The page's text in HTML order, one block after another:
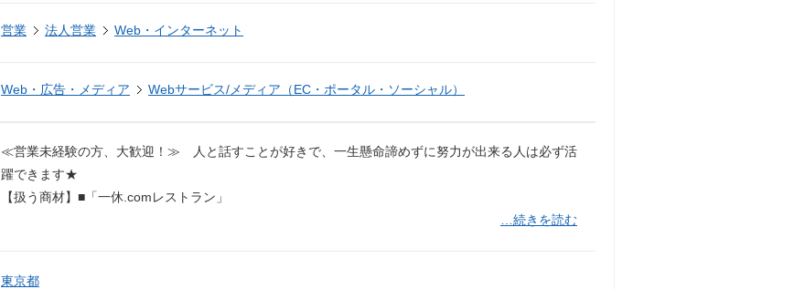
営業 法人営業 Web・インターネット
Web・広告・メディア Webサービス/メディア（EC・ポータル・ソーシャル）
≪営業未経験の方、大歓迎！≫ 人と話すことが好きで、一生懸命諦めずに努力が出来る人は必ず活
躍できます★
【扱う商材】■「一休.comレストラン」
…続きを読む
東京都